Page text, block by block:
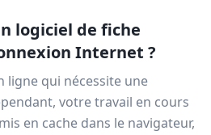
logiciel de fiche
Internet ?
ligne qui nécessite une
votre travail en cours
en cache dans le navigateur,